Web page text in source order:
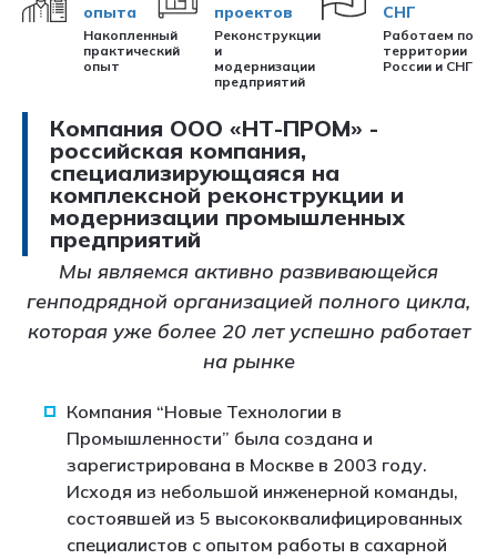
опыта
Накопленный
практический
опыт
проектов
Реконструкции
и
модернизации
предприятий
СНГ
Работаем по
территории
России и СНГ
Компания ООО «НТ-ПРОМ» -
российская компания,
специализирующаяся на
комплексной реконструкции и
модернизации промышленных
предприятий
Мы являемся активно развивающейся
генподрядной организацией полного цикла,
которая уже более 20 лет успешно работает
на рынке
Компания “Новые Технологии в
Промышленности” была создана и
зарегистрирована в Москве в 2003 году.
Исходя из небольшой инженерной команды,
состоявшей из 5 высококвалифицированных
специалистов с опытом работы в сахарной